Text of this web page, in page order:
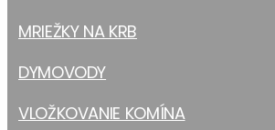
MRIEŽKY NA KRB
DYMOVODY
VLOŽKOVANIE KOMÍNA